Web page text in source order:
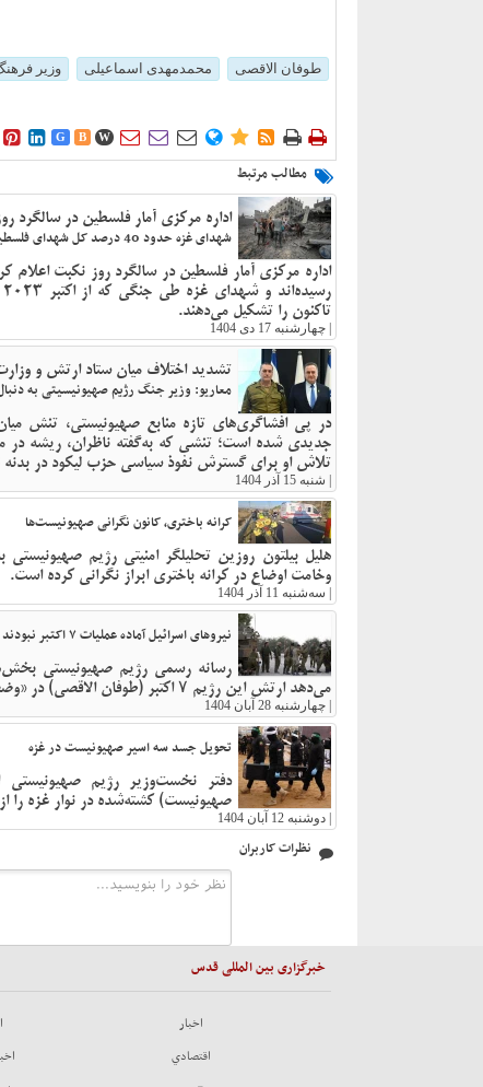
طوفان الاقصی محمدمهدی اسماعیلی وزیر
  G B W        
مطالب مرتبط
اداره مرکزی آمار فلسطین در سالگرد
شهدای غزه حدود 40 درصد کل شهدای فلسطینی از زمان نکبت
تاکنون را تشکیل می‌دهند.
|چهارشنبه 17 دی 1404
تشدید اختلاف میان ستاد ارتش و
معاریو: وزیر جنگ رژیم صهیونیسیتی به
در پی افشاگری‌های تازه منابع صهیونیستی، تنش
جدیدی شده است؛ تنشی که به‌گفته ناظران، ریشه در
تلاش او برای گسترش نفوذ سیاسی حزب لیکود در بدنه
شنبه 15 آذر 1404
کرانه باختری، کانون نگرانی صهیونیست‌ها
هلیل بیلتون روزین تحلیلگر امنیتی رژیم
وخامت اوضاع در کرانه باختری ابراز نگرانی کرده است.
سه‌شنبه 11 آذر 1404
نیروهای اسرائیل آماده عملیات ۷ اکتبر نبودند
رسانه رسمی رژیم صهیونیستی
می‌دهد ارتش این رژیم ۷ اکتبر (طوفان الاقصی) در «وضعیت آمادگی» برای یک جنگ طولانی قرار نداشته است.
|چهارشنبه 28 آبان 1404
تحویل جسد سه اسیر صهیونیست در غزه
دفتر نخست‌وزیر رژیم
صهیونیست) کشته‌شده در نوار غزه را
|دوشنبه 12 آبان 1404
نظرات کاربران
خبرگزاری بین المللی قدس
اخبار
اقتصادي